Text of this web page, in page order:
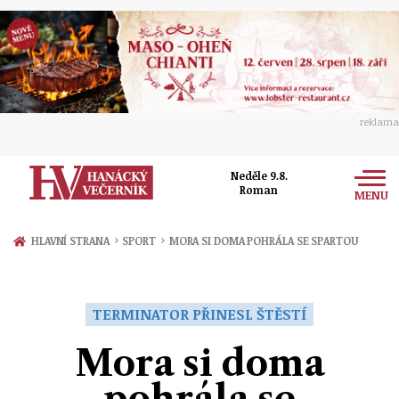
reklama
Neděle 9.8.
Roman
MENU
Zprávy
Prostějov
Ekonomika
Společnost
HLAVNÍ STRANA › SPORT › MORA SI DOMA POHRÁLA SE SPARTOU
TERMINATOR PŘINESL ŠTĚSTÍ
Mora si doma